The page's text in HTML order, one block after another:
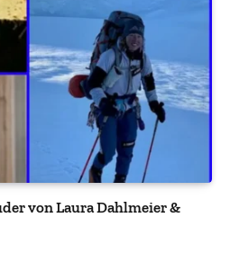
von Laura Dahlmeier &